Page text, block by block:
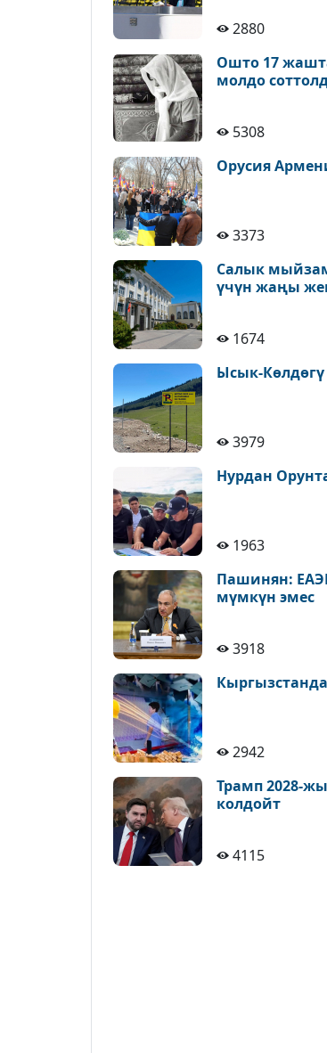
2880
Ошто 17
молдо
5308
Орусия
3373
Салык
үчүн жаңы
1674
Ысык-
3979
Нурдан
1963
Пашинян:
мүмкүн эмес
3918
2942
Трамп 2028-
колдойт
4115